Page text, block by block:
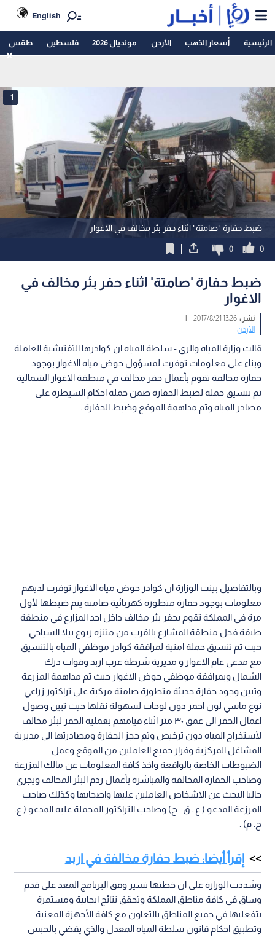
English
الرئيسية أسعار الذهب الأردن مونديال 2026 فلسطين طقس
ضبط حفارة "صامتة" اثناء حفر بئر مخالف في الاغوار
1
0
0
ضبط حفارة 'صامتة' اثناء حفر بئر مخالف في
الاغوار
نشر :13:26 2017/8/21
|
الأردن
قالت وزارة المياه والري - سلطة المياه ان كوادرها التفتيشية العاملة
وبناء على معلومات توفرت لمسؤول حوض مياه الاغوار بوجود
حفارة مخالفة تقوم بأعمال حفر مخالف في منطقة الاغوار الشمالية
تم تنسيق حملة لضبط الحفارة ضمن حملة احكام السيطرة على
مصادر المياه وتم مداهمة الموقع وضبط الحفارة .
وبالتفاصيل بينت الوزارة ان كوادر حوض مياه الاغوار توفرت لديهم
معلومات بوجود حفارة متطورة كهربائية صامتة يتم ضبطها لأول
مرة في المملكة تقوم بحفر بئر مخالف داخل احد المزارع في منطقة
طبقة فحل منطقة المشارع بالقرب من متنزه ربوع بيلا السياحي
حيث تم تنسيق حملة امنية لمرافقة كوادر موظفي المياه بالتنسيق
مع مدعي عام الاغوار و مديرية شرطة غرب اربد وقوات درك
الشمال وبمرافقة موظفي حوض الاغوار حيث تم مداهمة المزرعة
وتبين وجود حفارة حديثة متطورة صامتة مركبة على تراكتور زراعي
نوع ماسي لون احمر دون لوحات لسهولة نقلها حيث تبين وصول
اعمال الحفر الى عمق ٣٠ متر اثناء قيامهم بعملية الحفر لبئر مخالف
لأستخراج المياه دون ترخيص وتم حجز الحفارة ومصادرتها الى مديرية
المشاغل المركزية وفرار جميع العاملين من الموقع وعمل
الضبوطات الخاصة بالواقعة واخذ كافة المعلومات عن مالك المزرعة
وصاحب الحفارة المخالفة والمباشرة بأعمال ردم البئر المخالف ويجري
حاليا البحث عن الاشخاص العاملين عليها واصحابها وكذلك صاحب
المرزعة المدعو ( ع . ق . ح) وصاحب التراكتور المحملة عليه المدعو ( ع.
ح. م) .
إقرأ أيضا: ضبط حفارة مخالفة في اربد
وشددت الوزارة على ان خطتها تسير وفق البرنامج المعد على قدم
وساق في كافة مناطق المملكة وتحقق نتائج ايجابية ومستمرة
بتفعليها في جميع المناطق بالتعاون مع كافة الأجهزة المعنية
وتطبيق احكام قانون سلطة المياه المعدل والذي يقضي بالحبس